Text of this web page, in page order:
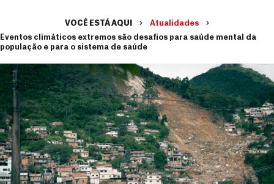
VOCÊ ESTÁ AQUI
Atualidades
Eventos climáticos extremos são desafios para saúde mental da
população e para o sistema de saúde